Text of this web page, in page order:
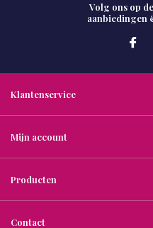
Volg ons op
aanbiedingen
Klantenservice
Mijn account
Producten
Contact